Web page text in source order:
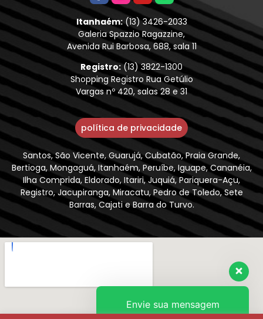
Itanhaém:(13) 3426-2033
Galeria Spazzio Ragazzine,
Avenida Rui Barbosa, 688, sala 11
Registro:(13) 3822-1300
Shopping Registro Rua Getúlio
Vargas nº 420, salas 28 e 31
política de privacidade
Santos, São Vicente, Guarujá, Cubatão, Praia Grande,
Bertioga, Mongaguá, Itanhaém, Peruíbe, Iguape, Cananéia,
Ilha Comprida, Eldorado, Itariri, Juquiá, Pariquera-Açu,
Registro, Jacupiranga, Miracatu, Pedro de Toledo, Sete
Barras, Cajati e Barra do Turvo.
Envie sua mensagem